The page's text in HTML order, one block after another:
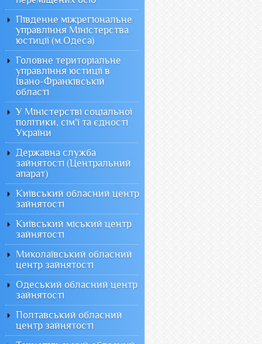
Південне міжрегіональне
управління Міністерства
юстиції (м.Одеса)
Головне територіальне
управління юстиції в
Івано-Франківській
області
У Міністерстві соціальної
політики, сім'ї та єдності
України
Державна служба
зайнятості (Центральний
апарат)
Київський обласний центр
зайнятості
Київський міський центр
зайнятості
Миколаївський обласний
центр зайнятості
Одеський обласний центр
зайнятості
Полтавський обласний
центр зайнятості